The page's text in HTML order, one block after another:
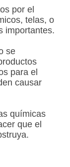
por el
telas, o
importantes.
se
para el
causar
químicas
que el